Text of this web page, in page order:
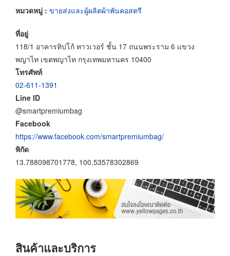
หมวดหมู่ : ขายส่งและผู้ผลิตผ้าพันคอสตรี
ที่อยู่
118/1 อาคารทิปโก้ ทาวเวอร์ ชั้น 17 ถนนพระราม 6 แขวง
พญาไท เขตพญาไท กรุงเทพมหานคร 10400
โทรศัพท์
02-611-1391
Line ID
@smartpremiumbag
Facebook
https://www.facebook.com/smartpremiumbag/
พิกัด
13.788098701778, 100.53578302869
สินค้าและบริการ